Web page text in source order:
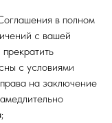
в полном
с вашей
с условиями
на заключение